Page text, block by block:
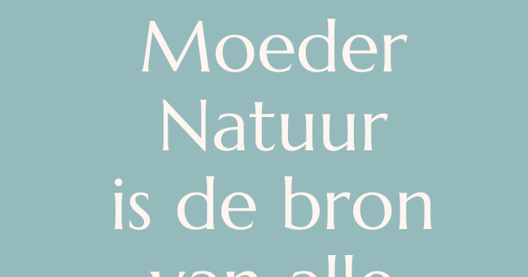
Moeder
Natuur
is de bron